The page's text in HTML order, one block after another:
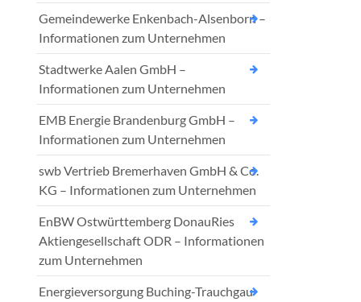
Gemeindewerke Enkenbach-Alsenborn –
Informationen zum Unternehmen
Stadtwerke Aalen GmbH –
Informationen zum Unternehmen
EMB Energie Brandenburg GmbH –
Informationen zum Unternehmen
swb Vertrieb Bremerhaven GmbH & Co.
KG – Informationen zum Unternehmen
EnBW Ostwürttemberg DonauRies
Aktiengesellschaft ODR – Informationen
zum Unternehmen
Energieversorgung Buching-Trauchgau